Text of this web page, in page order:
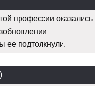
профессии оказались
ее подтолкнули.